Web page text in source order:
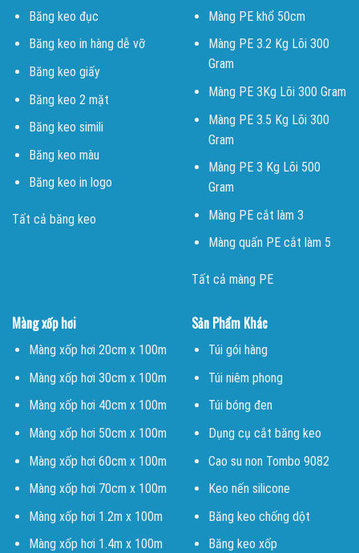
Băng keo đục
Băng keo in hàng dễ vỡ
Băng keo giấy
Băng keo 2 mặt
Băng keo simili
Băng keo màu
Băng keo in logo
Tất cả băng keo
Màng PE khổ 50cm
Màng PE 3.2 Kg Lõi 300
Gram
Màng PE 3Kg Lõi 300 Gram
Màng PE 3.5 Kg Lõi 300
Gram
Màng PE 3 Kg Lõi 500
Gram
Màng PE cắt làm 3
Màng quấn PE cắt làm 5
Tất cả màng PE
Màng xốp hơi
Màng xốp hơi 20cm x 100m
Màng xốp hơi 30cm x 100m
Màng xốp hơi 40cm x 100m
Màng xốp hơi 50cm x 100m
Màng xốp hơi 60cm x 100m
Màng xốp hơi 70cm x 100m
Màng xốp hơi 1.2m x 100m
Màng xốp hơi 1.4m x 100m
Sản Phẩm Khác
Túi gói hàng
Túi niêm phong
Túi bóng đen
Dụng cụ cắt băng keo
Cao su non Tombo 9082
Keo nến silicone
Băng keo chống dột
Băng keo xốp